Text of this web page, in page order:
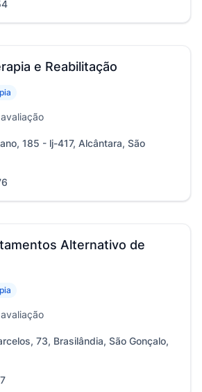
e Reabilitação
avaliação
185 - lj-417, Alcântara, São
Alternativo de
avaliação
73, Brasilândia, São Gonçalo,